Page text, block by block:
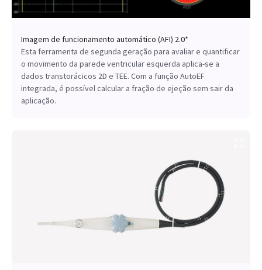
Imagem de funcionamento automático (AFI) 2.0*
Esta ferramenta de segunda geração para avaliar e quantificar
o movimento da parede ventricular esquerda aplica-se a
dados transtorácicos 2D e TEE. Com a função AutoEF
integrada, é possível calcular a fração de ejeção sem sair da
aplicação.